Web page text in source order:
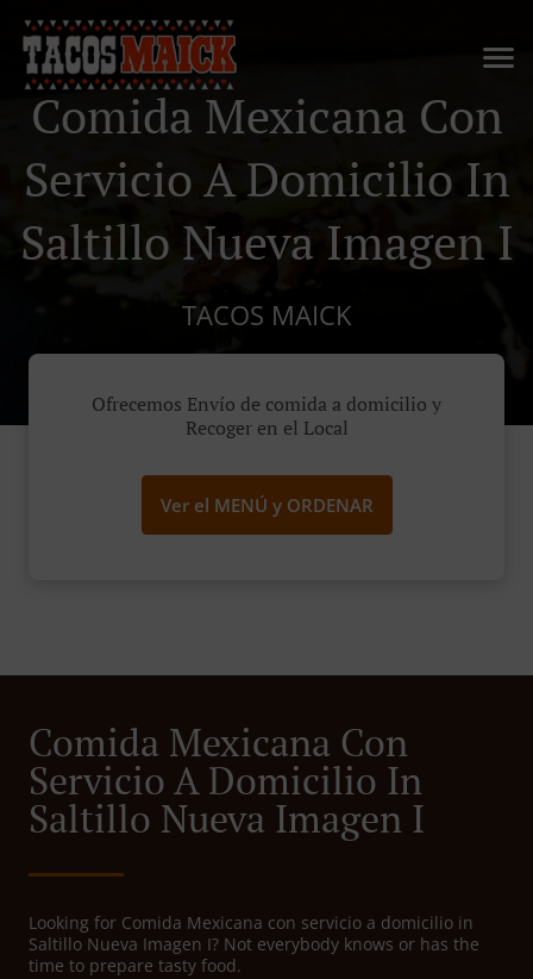
Comida Mexicana Con
Servicio A Domicilio In
Saltillo Nueva Imagen I
TACOS MAICK
Ofrecemos Envío de comida a domicilio y
Recoger en el Local
Ver el MENÚ y ORDENAR
Comida Mexicana Con
Servicio A Domicilio In
Saltillo Nueva Imagen I
Looking for Comida Mexicana con servicio a domicilio in
Saltillo Nueva Imagen I? Not everybody knows or has the
time to prepare tasty food.